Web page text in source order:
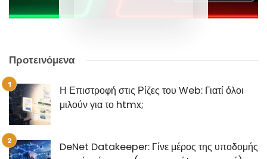
Προτεινόμενα
Η Επιστροφή στις Ρίζες του Web: Γιατί όλοι
μιλούν για το htmx;
DeNet Datakeeper: Γίνε μέρος της υποδομής